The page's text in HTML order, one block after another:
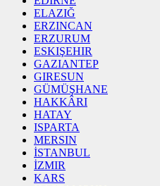
ELAZIĞ
ERZINCAN
ERZURUM
ESKIŞEHIR
GAZIANTEP
GIRESUN
GÜMÜŞHANE
HAKKÂRI
HATAY
ISPARTA
MERSIN
İSTANBUL
İZMIR
KARS